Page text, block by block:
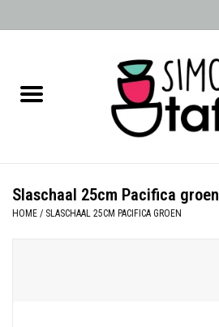
Albast waxinehouders van Zenza
Slaschaal 25cm Pacifica groen
HOME / SLASCHAAL 25CM PACIFICA GROEN